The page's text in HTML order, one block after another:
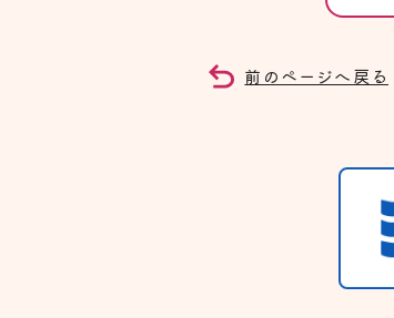
前のページへ戻る